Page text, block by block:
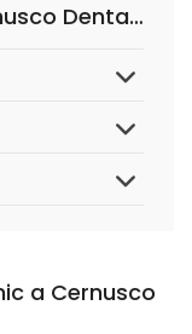
Domande Frequenti su Cernusco Dental Clinic
a Cernusco